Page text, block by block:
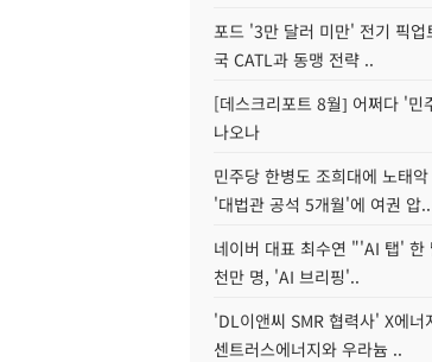
포드 '3만 달러 미만' 전기 픽업
국 CATL과 동맹 전략 ..
[데스크리포트 8월] 어쩌다 '민
나오나
민주당 한병도 조희대에 노태
'대법관 공석 5개월'에 여권 압..
네이버 대표 최수연 "'AI 탭' 한
천만 명, 'AI 브리핑'..
'DL이앤씨 SMR 협력사' X에
센트러스에너지와 우라늄 ..